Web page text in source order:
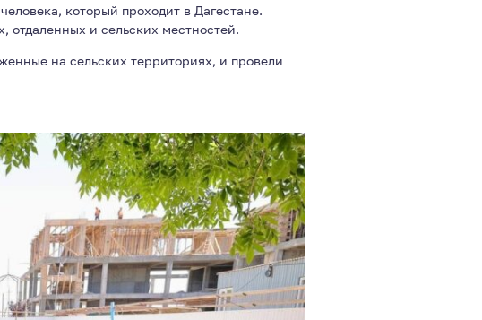
который проходит в Дагестане.
отдаленных и сельских местностей.
на сельских территориях, и провели